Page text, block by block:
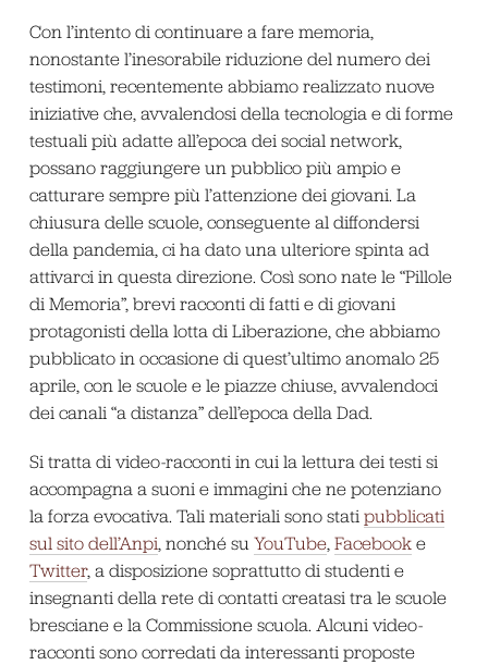
Con l’intento di continuare a fare memoria,
nonostante l’inesorabile riduzione del numero dei
testimoni, recentemente abbiamo realizzato nuove
iniziative che, avvalendosi della tecnologia e di forme
testuali più adatte all’epoca dei social network,
possano raggiungere un pubblico più ampio e
catturare sempre più l’attenzione dei giovani. La
chiusura delle scuole, conseguente al diffondersi
della pandemia, ci ha dato una ulteriore spinta ad
attivarci in questa direzione. Così sono nate le “Pillole
di Memoria”, brevi racconti di fatti e di giovani
protagonisti della lotta di Liberazione, che abbiamo
pubblicato in occasione di quest’ultimo anomalo 25
aprile, con le scuole e le piazze chiuse, avvalendoci
dei canali “a distanza” dell’epoca della Dad.
Si tratta di video-racconti in cui la lettura dei testi si
accompagna a suoni e immagini che ne potenziano
la forza evocativa. Tali materiali sono stati pubblicati
sul sito dell’Anpi, nonché su YouTube, Facebooke
Twitter, a disposizione soprattutto di studenti e
insegnanti della rete di contatti creatasi tra le scuole
bresciane e la Commissione scuola. Alcuni video-
racconti sono corredati da interessanti proposte